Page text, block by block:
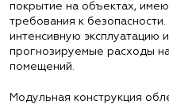
покрытие на объектах,
требования к
интенсивную эксплуатацию
прогнозируемые расходы
помещений.
Модульная конструкция